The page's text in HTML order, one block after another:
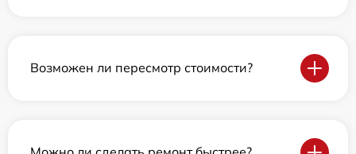
Возможен ли пересмотр стоимости?